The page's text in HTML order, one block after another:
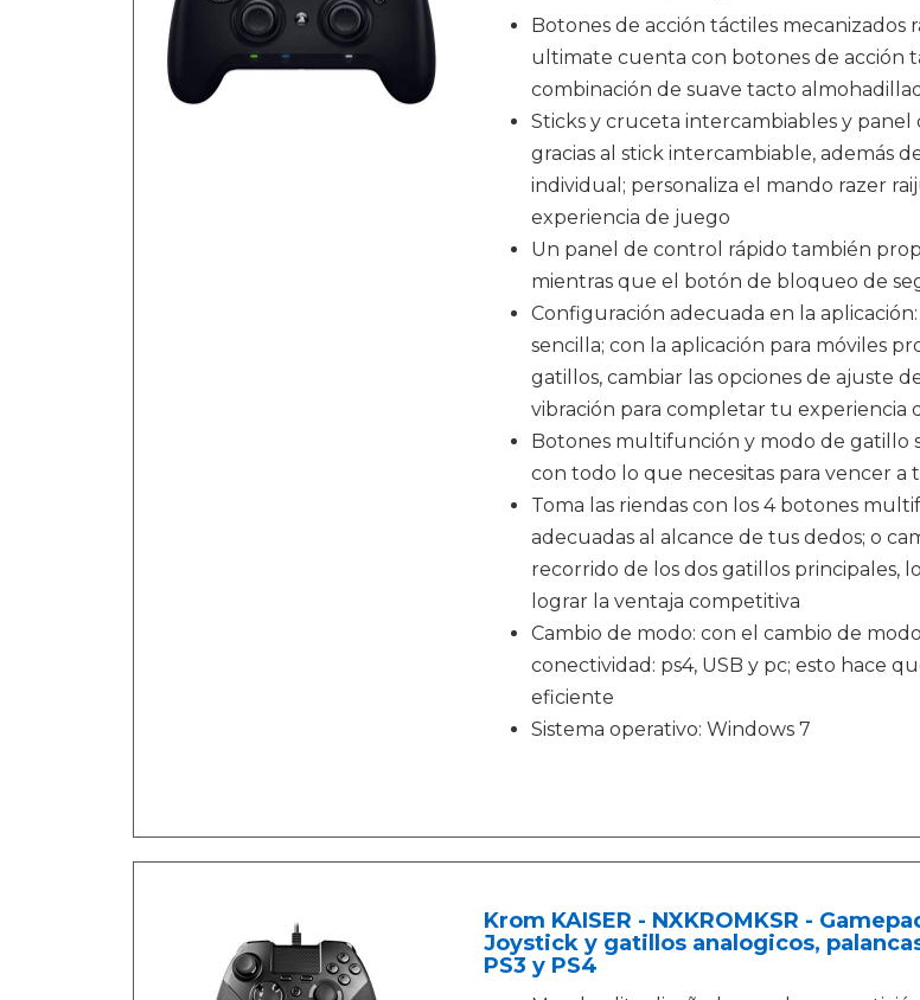
Botones de acción táctiles
ultimate cuenta con botones de acción
combinación de suave tacto
Sticks y cruceta intercambiables y
gracias al stick intercambiable, además
individual; personaliza el mando razer
experiencia de juego
Un panel de control rápido también
mientras que el botón de bloqueo de
Configuración adecuada en la
sencilla; con la aplicación para móviles
gatillos, cambiar las opciones de ajuste
vibración para completar tu experiencia
Botones multifunción y modo de gatillo
con todo lo que necesitas para vencer a
Toma las riendas con los 4 botones
adecuadas al alcance de tus dedos; o
recorrido de los dos gatillos principales,
lograr la ventaja competitiva
Cambio de modo: con el cambio de
conectividad: ps4, USB y pc; esto hace
eficiente
Sistema operativo: Windows 7
Krom KAISER - NXKROMKSR -
Joystick y gatillos analogicos,
PS3 y PS4